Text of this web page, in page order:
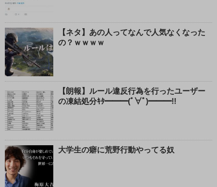
【ネタ】あの人ってなんで人気なくなった
の？ｗｗｗｗ
【朗報】ルール違反行為を行ったユーザー
の凍結処分ｷﾀ━━━(ﾟ∀ﾟ)━━━!!
大学生の癖に荒野行動やってる奴